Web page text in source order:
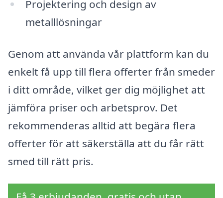
Projektering och design av
metalllösningar
Genom att använda vår plattform kan du
enkelt få upp till flera offerter från smeder
i ditt område, vilket ger dig möjlighet att
jämföra priser och arbetsprov. Det
rekommenderas alltid att begära flera
offerter för att säkerställa att du får rätt
smed till rätt pris.